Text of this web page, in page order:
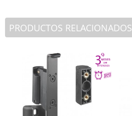
PRODUCTOS RELACIONADOS